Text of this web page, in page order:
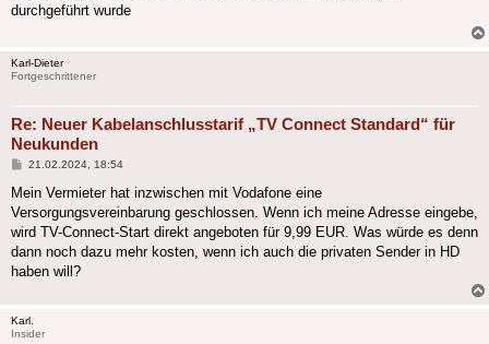
durchgeführt wurde
Karl-Dieter
Fortgeschrittener
Re: Neuer Kabelanschlusstarif „TV Connect Standard“ für
Neukunden
Beitrag
21.02.2024, 18:54
Mein Vermieter hat inzwischen mit Vodafone eine
Versorgungsvereinbarung geschlossen. Wenn ich meine Adresse eingebe,
wird TV-Connect-Start direkt angeboten für 9,99 EUR. Was würde es denn
dann noch dazu mehr kosten, wenn ich auch die privaten Sender in HD
haben will?
Karl.
Insider